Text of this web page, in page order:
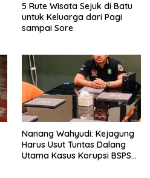
5 Rute Wisata Sejuk di Batu
untuk Keluarga dari Pagi
sampai Sore
Nanang Wahyudi: Kejagung
Harus Usut Tuntas Dalang
Utama Kasus Korupsi BSPS